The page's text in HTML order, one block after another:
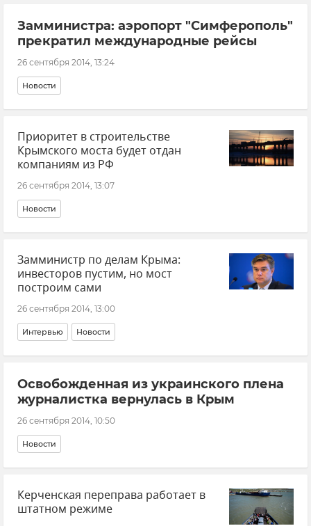
Замминистра: аэропорт "Симферополь"
прекратил международные рейсы
26 сентября 2014, 13:24
Новости
Приоритет в строительстве
Крымского моста будет отдан
компаниям из РФ
26 сентября 2014, 13:07
Новости
Замминистр по делам Крыма:
инвесторов пустим, но мост
построим сами
26 сентября 2014, 13:00
Интервью Новости
Освобожденная из украинского плена
журналистка вернулась в Крым
26 сентября 2014, 10:50
Новости
Керченская переправа работает в
штатном режиме